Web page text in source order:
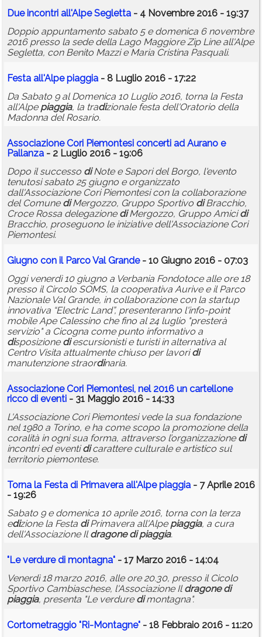
Due incontri all'Alpe Segletta - 4 Novembre 2016 - 19:37
Doppio appuntamento sabato 5 e domenica 6 novembre
2016 presso la sede della Lago Maggiore Zip Line all'Alpe
Segletta, con Benito Mazzi e Maria Cristina Pasquali.
Festa all'Alpepiaggia - 8 Luglio 2016 - 17:22
Da Sabato 9 al Domenica 10 Luglio 2016, torna la Festa
all'Alpe piaggia, la tradizionale festa dell'Oratorio della
Madonna del Rosario.
Associazione Cori Piemontesi concerti ad Aurano e
Pallanza - 2 Luglio 2016 - 19:06
Dopo il successo diNote e Sapori del Borgo, l'evento
tenutosi sabato 25 giugno e organizzato
dall'Associazione Cori Piemontesi con la collaborazione
del Comune diMergozzo, Gruppo Sportivo diBracchio,
Croce Rossa delegazione diMergozzo, Gruppo Amicidi
Bracchio, proseguono le iniziative dell'Associazione Cori
Piemontesi.
Giugno con il Parco Val Grande- 10 Giugno 2016 - 07:03
Oggi venerdì 10 giugno a Verbania Fondotoce alle ore 18
presso il Circolo SOMS, la cooperativa Aurive e il Parco
Nazionale Val Grande, in collaborazione con la startup
innovativa “Electric Land”, presenteranno l'info-point
mobile Ape Calessino che fino al 24 luglio "presterà
servizio" a Cicogna come punto informativo a
disposizione diescursionisti e turisti in alternativa al
Centro Visita attualmente chiuso per lavoridi
manutenzione straordinaria.
Associazione Cori Piemontesi, nel 2016 un cartellone
ricco di eventi - 31 Maggio 2016 - 14:33
L'Associazione Cori Piemontesi vede la sua fondazione
nel 1980 a Torino, e ha come scopo la promozione della
coralità in ogni sua forma, attraverso l’organizzazione di
incontri ed eventidicarattere culturale e artistico sul
territorio piemontese.
Torna la Festa di Primavera all'Alpepiaggia - 7 Aprile 2016
- 19:26
Sabato 9 e domenica 10 aprile 2016, torna con la terza
edizione la Festa diPrimavera all'Alpe piaggia, a cura
dell'Associazione Ildragone di piaggia.
"Le verduredi montagna" - 17 Marzo 2016 - 14:04
Venerdì 18 marzo 2016, alle ore 20.30, presso il Cicolo
Sportivo Cambiaschese, l'Associazione Ildragone di
piaggia, presenta "Le verdure dimontagna".
Cortometraggio "Ri-Montagne" - 18 Febbraio 2016 - 11:20